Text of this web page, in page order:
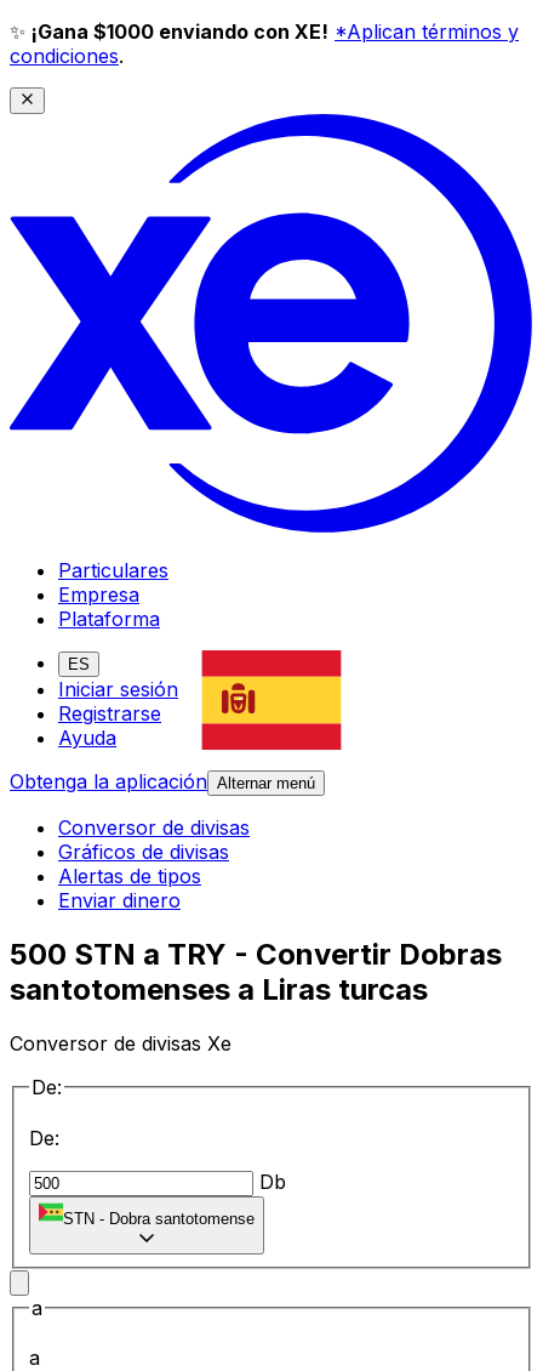
✨ ¡Gana $1000 enviando con XE! *Aplican términos y
condiciones.
Particulares
Empresa
Plataforma
ES
Iniciar sesión
Registrarse
Ayuda
Obtenga la aplicación Alternar menú
Conversor de divisas
Gráficos de divisas
Alertas de tipos
Enviar dinero
500 STN a TRY - Convertir Dobras
santotomenses a Liras turcas
Conversor de divisas Xe
De:
De:
Db
STN - Dobra santotomense
a
a